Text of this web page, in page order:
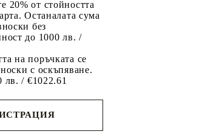
20% от стойността
Останалата сума
без
до 1000 лв. /
на поръчката се
с оскъпяване.
лв. / €1022.61